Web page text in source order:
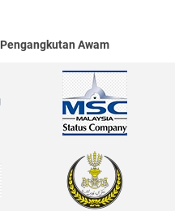
Pengangkutan Awam